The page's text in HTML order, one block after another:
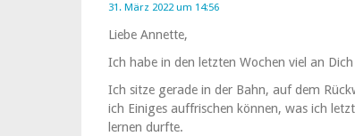
31. März 2022 um 14:56
Liebe Annette,
Ich habe in den letzten Wochen viel an
Ich sitze gerade in der Bahn, auf dem
ich Einiges auffrischen können, was ich
lernen durfte.